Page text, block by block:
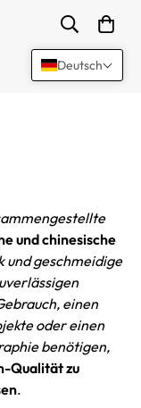
und chinesische
und geschmeidige
einen
oder einen
benötigen,
Qualität zu
.
Deutsch